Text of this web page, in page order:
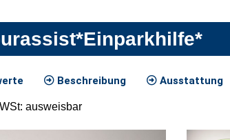
Beschreibung Ausstattung
ausweisbar